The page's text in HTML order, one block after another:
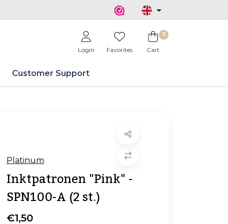
Login Favorites
0
Cart
Customer Support
Platinum
Inktpatronen "Pink" -
SPN100-A (2 st.)
€1,50